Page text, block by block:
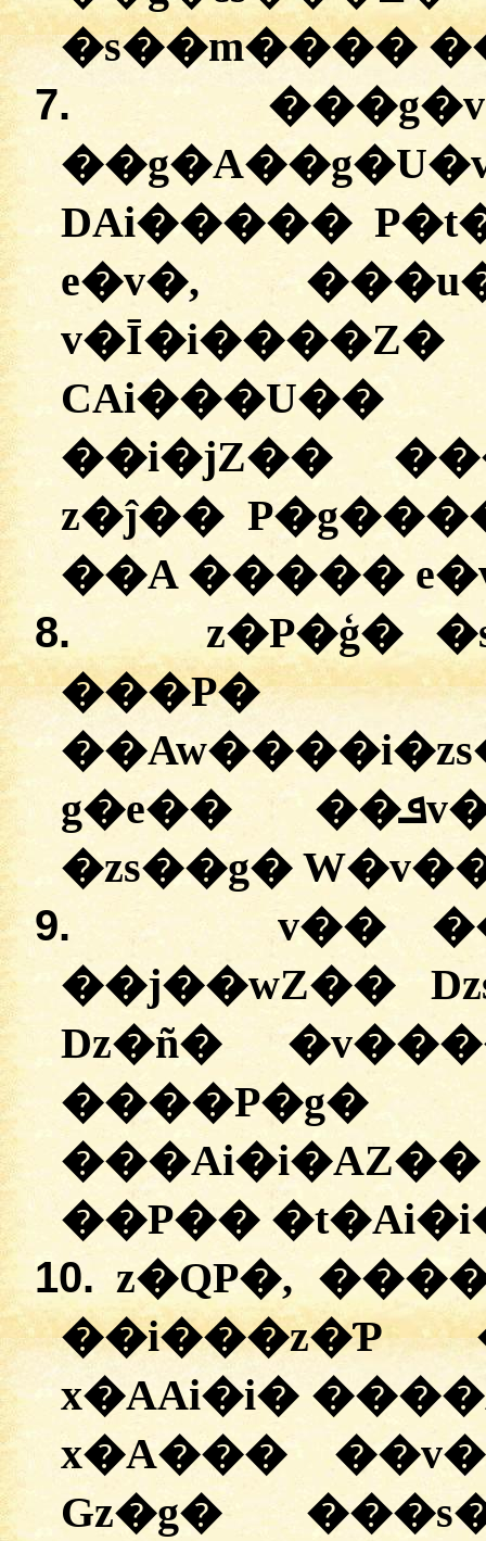
�s��m����
7.
DAi�����
e�v�,
v�Ī�i����Z�
��i�jZ��
z�ĵ��
��A �����
8.
z�P�ģ�
g�e�� ��ܦv� P�g��AP� D��
�zs��g�
9.
v��
��j��wZ��
Dz�ñ�
��P��
10. z�QP�,
��i���z�Ƥ
x�AAi�i�
x�A���
Gz�g�